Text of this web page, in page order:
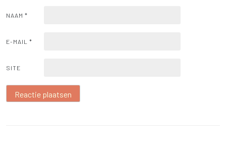
NAAM *
E-MAIL *
SITE